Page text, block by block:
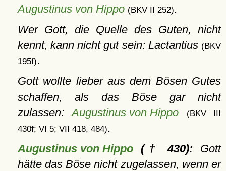
Augustinus von Hippo (BKV II 252).
Wer Gott, die Quelle des Guten, nicht
kennt, kann nicht gut sein: Lactantius (BKV
195f).
Gott wollte lieber aus dem Bösen Gutes
schaffen, als das Böse gar nicht
zulassen:Augustinus von Hippo
(BKV III
430f; VI 5; VII 418, 484).
Augustinus von Hippo(† 430):Gott
hätte das Böse nicht zugelassen, wenn er